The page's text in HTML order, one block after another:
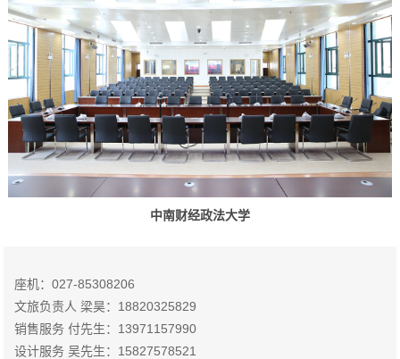
中南财经政法大学
座机：027-85308206
文旅负责人 梁昊：18820325829
销售服务 付先生：13971157990
设计服务 吴先生：15827578521